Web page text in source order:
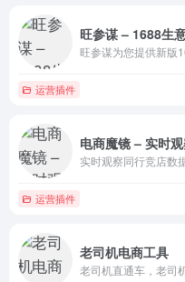
旺参谋 – 1688生
运营插件
电商魔镜 – 实时
实时观察同行竞店数
运营插件
老司机电商工具